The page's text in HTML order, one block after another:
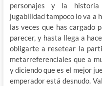
personajes y la
jugabilidad tampoco lo va a
las veces que has cargado
parecer, y hasta llega a
obligarte a resetear la
metarreferenciales que a
y diciendo que es el mejor
emperador está desnudo.